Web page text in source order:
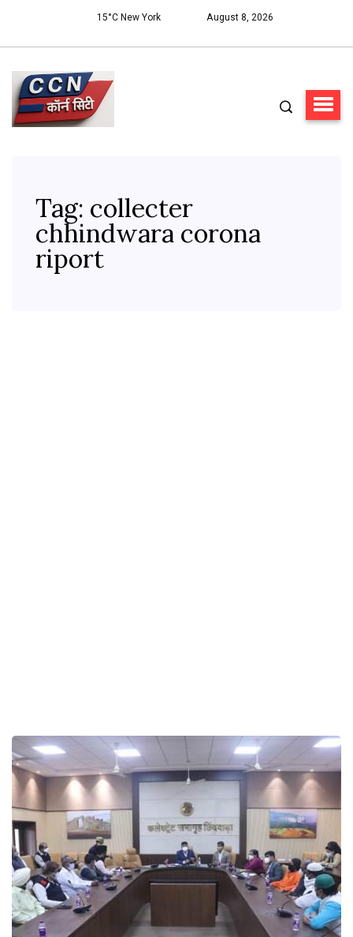
15°C New York August 8, 2026
Tag: collecter
chhindwara corona
riport